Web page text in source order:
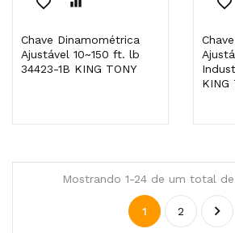
Chave Dinamométrica
Ajustável 10~150 ft. lb
34423-1B KING TONY
Chave Dinamométrica
KING
Mostrando 1-24 de um total
1 2 